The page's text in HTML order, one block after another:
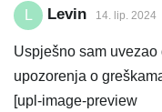
KONTAKT
Levin 14. lip. 2024
Uspješno sam
upozorenja o
[upl-image-preview